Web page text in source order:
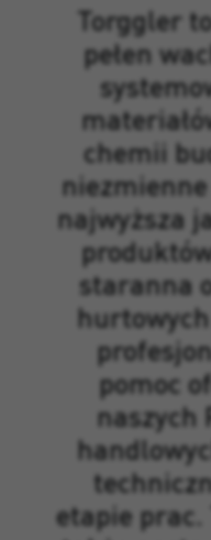
Torggler
pełen
chemii
najwyższa
staranna
pomoc
naszych
etapie